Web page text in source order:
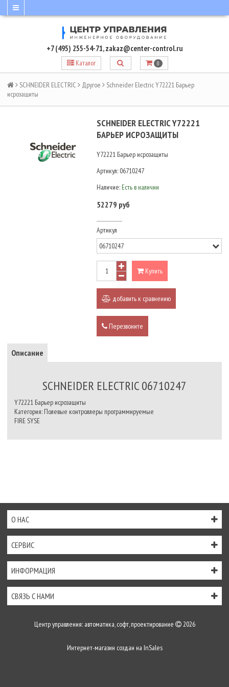
+7 (495) 255-54-71,zakaz@center-control.ru
Каталог 0
SCHNEIDER ELECTRIC Другое
Schneider Electric Y72221 Барьер
исрозащиты
SCHNEIDER ELECTRIC Y72221
БАРЬЕР ИСРОЗАЩИТЫ
Y72221 Барьер исрозащиты
Артикул: 06710247
Наличие: Есть в наличии
52279 руб
Артикул
Купить
добавить к сравнению
Перезвоните
Описание
SCHNEIDER ELECTRIC 06710247
Y72221 Барьер исрозащиты
Категория: Полевые контроллеры программируемые
FIRE SYSE
О НАС
СЕРВИС
ИНФОРМАЦИЯ
СВЯЗЬ С НАМИ
Центр управления: автоматика, софт, проектирование 2026
Интернет-магазин создан на InSales